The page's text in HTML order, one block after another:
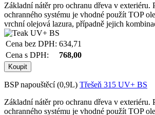
Základní nátěr pro ochranu dřeva v exteriéru.
ochranného systému je vhodné použít TOP
vrchní olejová lazura, případně jejich
Cena bez DPH: 634,71
Cena s DPH:
768,00
BSP napouštěcí (0,9L) Třešeň 315 UV+ BS
Základní nátěr pro ochranu dřeva v exteriéru.
ochranného systému je vhodné použít TOP